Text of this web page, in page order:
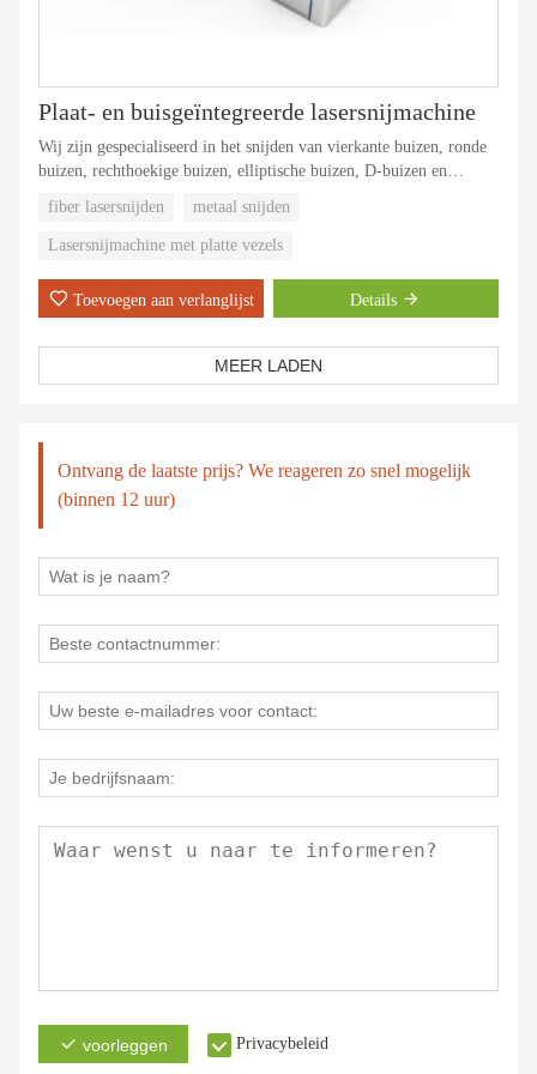
Plaat- en buisgeïntegreerde lasersnijmachine
Wij zijn gespecialiseerd in het snijden van vierkante buizen, ronde
buizen, rechthoekige buizen, elliptische buizen, D-buizen en
De plaat wordt speciaal gebruikt voor het snijden van 0,5-25 mm
koolstofstalen plaat, 0,5-16 mm roestvrijstalen plaat, koudgewalste
0,5-10 mm messing en rood koper en andere metalen materialen.
Petroleumleiding, fitnessapparatuur en andere op buizen gebaseerde
chassis, kasten en andere plaatgebaseerde mechanische bewerkingen
fiber lasersnijden metaal snijden
Lasersnijmachine met platte vezels
Toevoegen aan verlanglijst Details
MEER LADEN
Ontvang de laatste prijs? We reageren zo snel mogelijk
(binnen 12 uur)
voorleggen Privacybeleid